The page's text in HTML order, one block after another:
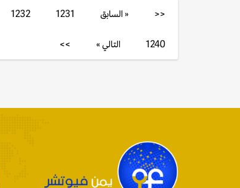
<< « السابق 1231
1232
1240 التالي » >>